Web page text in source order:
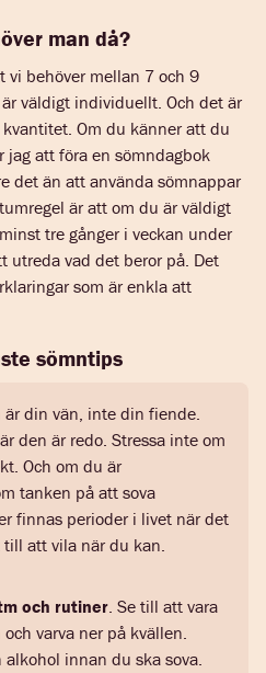
man då?
vi behöver mellan 7 och 9
väldigt individuellt. Och det är
Om du känner att du
jag att föra en sömndagbok
det än att använda sömnappar
är att om du är väldigt
tre gånger i veckan under
utreda vad det beror på. Det
som är enkla att
sömntips
är din vän, inte din fiende.
den är redo. Stressa inte om
Och om du är
tanken på att sova
finnas perioder i livet när det
att vila när du kan.
och rutiner. Se till att vara
varva ner på kvällen.
innan du ska sova.